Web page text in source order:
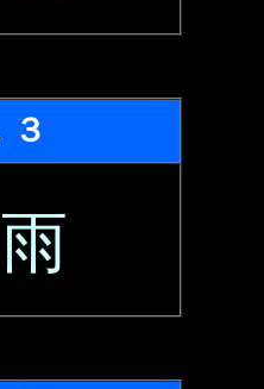
３